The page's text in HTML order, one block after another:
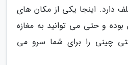
دارد. اینجا یکی از مکان های
بوده و حتی می توانید به مغازه
چینی را برای شما سرو می